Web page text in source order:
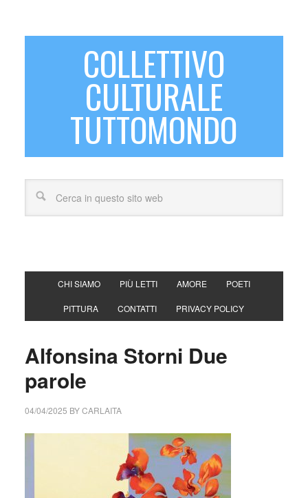
COLLETTIVO
CULTURALE
TUTTOMONDO
CHI SIAMO PIÙ LETTI AMORE POETI
PITTURA CONTATTI PRIVACY POLICY
Alfonsina Storni Due
parole
04/04/2025 BYCARLAITA